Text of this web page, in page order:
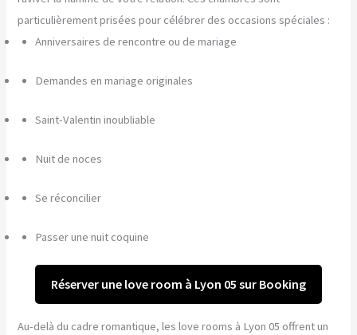
particulièrement prisées pour célébrer des occasions spéciales :
Anniversaires de rencontre ou de mariage
Demandes en mariage originales
Saint-Valentin inoubliable
Nuit de noces
Se réconcilier
Passer une nuit coquine
Réserver une love room à Lyon 05 sur Booking
Au-delà du cadre romantique, les love rooms à Lyon 05 offrent un